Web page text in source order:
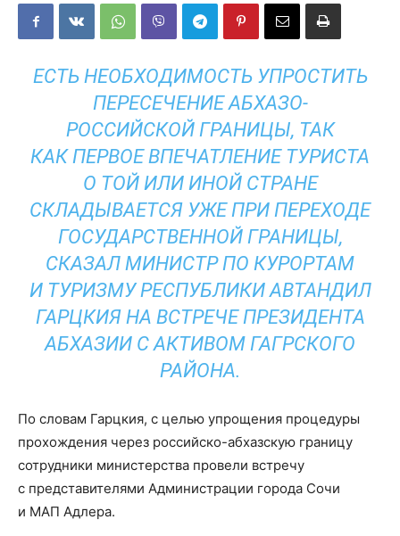
ЕСТЬ НЕОБХОДИМОСТЬ УПРОСТИТЬ
ПЕРЕСЕЧЕНИЕ АБХАЗО-
РОССИЙСКОЙ ГРАНИЦЫ, ТАК
КАК ПЕРВОЕ ВПЕЧАТЛЕНИЕ ТУРИСТА
О ТОЙ ИЛИ ИНОЙ СТРАНЕ
СКЛАДЫВАЕТСЯ УЖЕ ПРИ ПЕРЕХОДЕ
ГОСУДАРСТВЕННОЙ ГРАНИЦЫ,
СКАЗАЛ МИНИСТР ПО КУРОРТАМ
И ТУРИЗМУ РЕСПУБЛИКИ АВТАНДИЛ
ГАРЦКИЯ НА ВСТРЕЧЕ ПРЕЗИДЕНТА
АБХАЗИИ С АКТИВОМ ГАГРСКОГО
РАЙОНА.
По словам Гарцкия, с целью упрощения процедуры
прохождения через российско-абхазскую границу
сотрудники министерства провели встречу
с представителями Администрации города Сочи
и МАП Адлера.